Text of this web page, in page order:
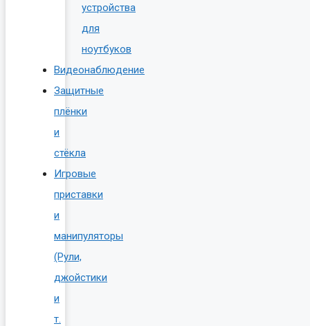
устройства
для
ноутбуков
Видеонаблюдение
Защитные
плёнки
и
стёкла
Игровые
приставки
и
манипуляторы
(Рули,
джойстики
и
т.